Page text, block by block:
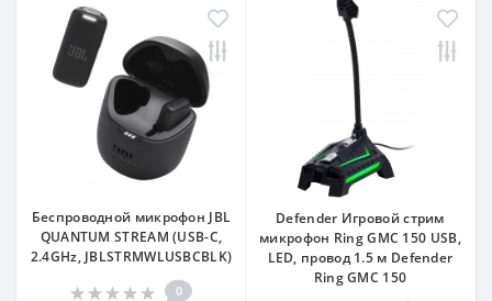
Беспроводной микрофон JBL
QUANTUM STREAM (USB-C,
2.4GHz, JBLSTRMWLUSBCBLK)
0
Defender Игровой стрим
микрофон Ring GMC 150 USB,
LED, провод 1.5 м Defender
Ring GMC 150